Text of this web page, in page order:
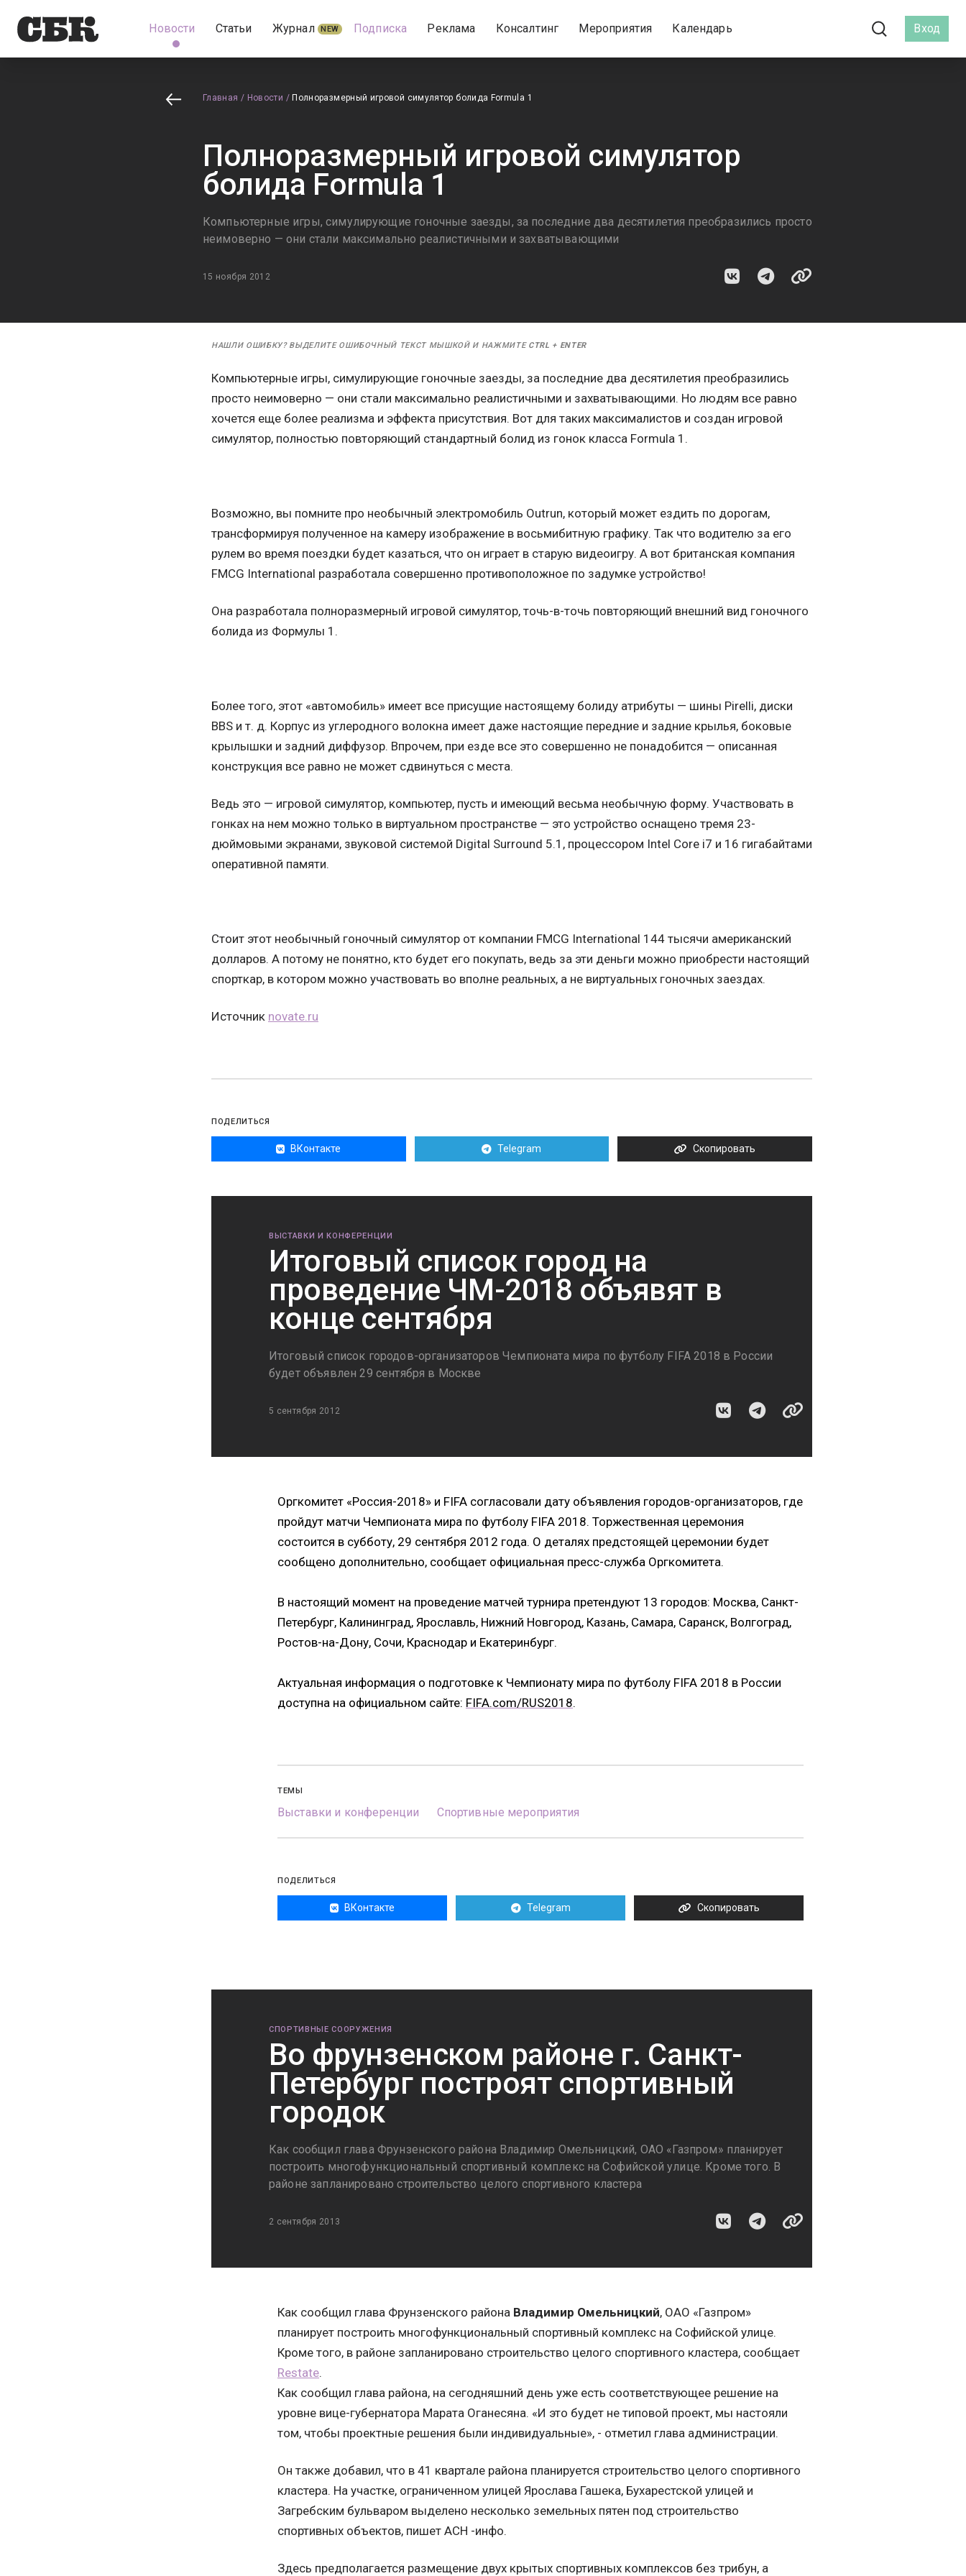
Новости Статьи Журнал NEW Подписка Реклама Консалтинг Мероприятия Календарь Вход
Главная / Новости / Полноразмерный игровой симулятор болида Formula 1
Полноразмерный игровой симулятор
болида Formula 1
Компьютерные игры, симулирующие гоночные заезды, за последние два десятилетия преобразились просто
неимоверно — они стали максимально реалистичными и захватывающими
15 ноября 2012
НАШЛИ ОШИБКУ? ВЫДЕЛИТЕ ОШИБОЧНЫЙ ТЕКСТ МЫШКОЙ И НАЖМИТЕ CTRL + ENTER
Компьютерные игры, симулирующие гоночные заезды, за последние два десятилетия преобразились
просто неимоверно — они стали максимально реалистичными и захватывающими. Но людям все равно
хочется еще более реализма и эффекта присутствия. Вот для таких максималистов и создан игровой
симулятор, полностью повторяющий стандартный болид из гонок класса Formula 1.
Возможно, вы помните про необычный электромобиль Outrun, который может ездить по дорогам,
трансформируя полученное на камеру изображение в восьмибитную графику. Так что водителю за его
рулем во время поездки будет казаться, что он играет в старую видеоигру. А вот британская компания
FMCG International разработала совершенно противоположное по задумке устройство!
Она разработала полноразмерный игровой симулятор, точь-в-точь повторяющий внешний вид гоночного
болида из Формулы 1.
Более того, этот «автомобиль» имеет все присущие настоящему болиду атрибуты — шины Pirelli, диски
BBS и т. д. Корпус из углеродного волокна имеет даже настоящие передние и задние крылья, боковые
крылышки и задний диффузор. Впрочем, при езде все это совершенно не понадобится — описанная
конструкция все равно не может сдвинуться с места.
Ведь это — игровой симулятор, компьютер, пусть и имеющий весьма необычную форму. Участвовать в
гонках на нем можно только в виртуальном пространстве — это устройство оснащено тремя 23-
дюймовыми экранами, звуковой системой Digital Surround 5.1, процессором Intel Core i7 и 16 гигабайтами
оперативной памяти.
Стоит этот необычный гоночный симулятор от компании FMCG International 144 тысячи американский
долларов. А потому не понятно, кто будет его покупать, ведь за эти деньги можно приобрести настоящий
спорткар, в котором можно участвовать во вполне реальных, а не виртуальных гоночных заездах.
Источник novate.ru
ПОДЕЛИТЬСЯ
ВКонтакте Telegram Скопировать
ВЫСТАВКИ И КОНФЕРЕНЦИИ
Итоговый список город на
проведение ЧМ-2018 объявят в
конце сентября
Итоговый список городов-организаторов Чемпионата мира по футболу FIFA 2018 в России
будет объявлен 29 сентября в Москве
5 сентября 2012
Оргкомитет «Россия-2018» и FIFA согласовали дату объявления городов-организаторов, где
пройдут матчи Чемпионата мира по футболу FIFA 2018. Торжественная церемония
состоится в субботу, 29 сентября 2012 года. О деталях предстоящей церемонии будет
сообщено дополнительно, сообщает официальная пресс-служба Оргкомитета.
В настоящий момент на проведение матчей турнира претендуют 13 городов: Москва, Санкт-
Петербург, Калининград, Ярославль, Нижний Новгород, Казань, Самара, Саранск, Волгоград,
Ростов-на-Дону, Сочи, Краснодар и Екатеринбург.
Актуальная информация о подготовке к Чемпионату мира по футболу FIFA 2018 в России
доступна на официальном сайте: FIFA.com/RUS2018.
ТЕМЫ
Выставки и конференции Спортивные мероприятия
ПОДЕЛИТЬСЯ
ВКонтакте Telegram Скопировать
СПОРТИВНЫЕ СООРУЖЕНИЯ
Во фрунзенском районе г. Санкт-
Петербург построят спортивный
городок
Как сообщил глава Фрунзенского района Владимир Омельницкий, ОАО «Газпром» планирует
построить многофункциональный спортивный комплекс на Софийской улице. Кроме того. В
районе запланировано строительство целого спортивного кластера
2 сентября 2013
Как сообщил глава Фрунзенского района Владимир Омельницкий, ОАО «Газпром»
планирует построить многофункциональный спортивный комплекс на Софийской улице.
Кроме того, в районе запланировано строительство целого спортивного кластера, сообщает
Restate.
Как сообщил глава района, на сегодняшний день уже есть соответствующее решение на
уровне вице-губернатора Марата Оганесяна. «И это будет не типовой проект, мы настояли
том, чтобы проектные решения были индивидуальные», - отметил глава администрации.
Он также добавил, что в 41 квартале района планируется строительство целого спортивного
кластера. На участке, ограниченном улицей Ярослава Гашека, Бухарестской улицей и
Загребским бульваром выделено несколько земельных пятен под строительство
спортивных объектов, пишет АСН -инфо.
Здесь предполагается размещение двух крытых спортивных комплексов без трибун, а